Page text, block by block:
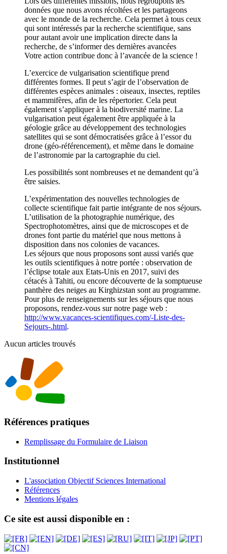
données que nous avons récoltées et les partageons
avec le monde de la recherche. Cela permet à tous ceux
qui sont intéressés par la recherche scientifique, sans
pour autant avoir une implication directe dans la
recherche, de s’informer des dernières avancées
Votre action contribue donc à l’avancée de la science !
L’exercice de vulgarisation scientifique prend
différentes formes. Il peut s’agir de l’observation de
différentes espèces animales : oiseaux, insectes, reptiles
et mammifères, afin de les répertorier. Cela peut
également s’appliquer à la biodiversité marine. La
vulgarisation peut également être appliquée à la
géologie grâce au développement des technologies
satellites qui se sont démocratisées grâce à l’essor du
drone (géo-référencement), et même dans le domaine
de l’astronomie par la cartographie du ciel.
Les possibilités sont nombreuses et ne demandent qu’à
être saisies.
L’expérimentation des nouvelles technologies de
collecte scientifique fait partie intégrante de nos séjours.
L’utilisation de la photographie numérique, des
Spectrophotomètres, ainsi que de microscopes et de
drones font partie du matériel que nous mettons à
disposition dans nos colonies de vacances.
Les séjours que nous proposons sont aussi variés que
les outils scientifiques à notre portée : observation de
l’éclipse totale aux Etats-Unis en 2017, suivi des
cétacés à Tahiti, ou encore découverte de la somptueuse
panthère des neiges au Kirghizstan sont au programme.
Pour plus de renseignements sur les séjours que nous
proposons, rendez-vous sur notre page web :
http://www.vacances-scientifiques.com/-Liste-des-
Sejours-.html.
Aucun articles trouvés
Références pratiques
Remplissage du Formulaire de Liaison
Institutionnel
L'association Objectif Sciences International
Références
Mentions légales
Ce site est aussi disponible en :